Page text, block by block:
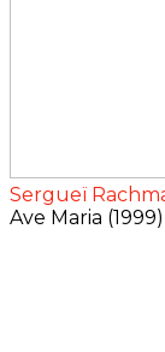
Sergueï
Ave Maria (1999)